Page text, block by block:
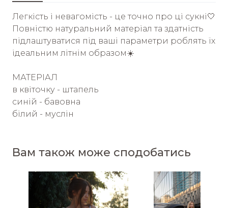
Легкість і невагомість - це точно про ці сукні🤍
Повністю натуральний матеріал та здатність
підлаштуватися під ваші параметри роблять їх
ідеальним літнім образом☀️
МАТЕРІАЛ
в квіточку - штапель
синій - бавовна
білий - муслін
Вам також може сподобатись